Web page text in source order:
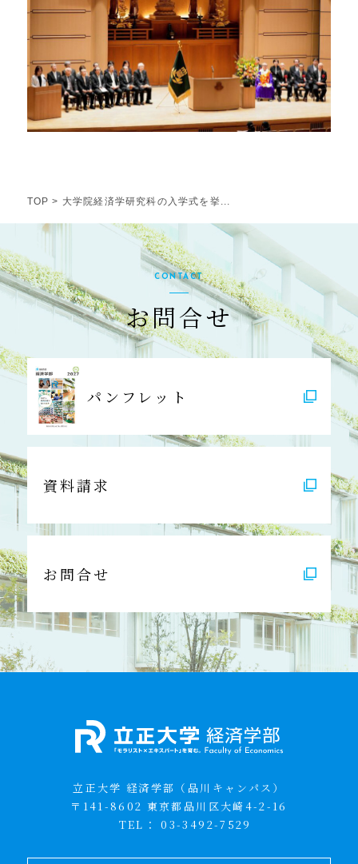
TOP > 大学院経済学研究科の入学式を挙...
CONTACT
お問合せ
パンフレット
資料請求
お問合せ
立正大学 経済学部（品川キャンパス）
〒141-8602 東京都品川区大崎4-2-16
TEL：03-3492-7529